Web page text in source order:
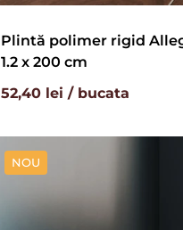
Plintă polimer rigid
1.2 x 200 cm
52,40 lei / bucata
NOU